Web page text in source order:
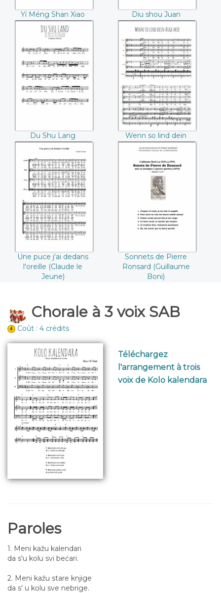
Yí Méng Shan Xiao
Diao
Diu shou Juan
Du Shu Lang
Du Shu Lang
Wenn so lind dein
Auge mir
(Johannes Brahms)
Wenn so lind dein
Auge mir (Johannes
Une puce j'ai
dedans l'oreille
(Claude le Jeune)
Une puce j'ai dedans
l'oreille (Claude le
Jeune)
Sonnets de Pierre
Ronsard
(Guillaume Boni)
Sonnets de Pierre
Ronsard (Guillaume
Boni)
Chorale à 3 voix SAB
Coût : 4 crédits
Téléchargez
l'arrangement à trois
voix de Kolo kalendara
Paroles
1. Meni kažu kalendari
da s'u kolu svi bećari.
2. Meni kažu stare knjige
da s' u kolu sve nebrige.